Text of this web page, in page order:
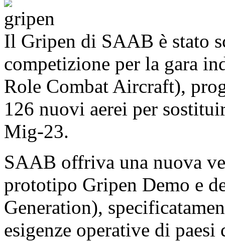
Il Gripen di SAAB è stato
competizione per la gara
Role Combat Aircraft),
126 nuovi aerei per
Mig-23.
SAAB offriva una nuova
prototipo Gripen Demo e
Generation),
esigenze operative di